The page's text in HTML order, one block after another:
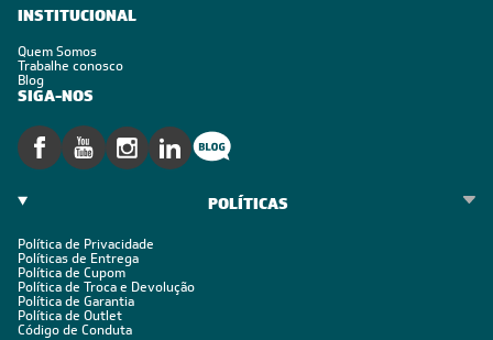
INSTITUCIONAL
Quem Somos
Trabalhe conosco
Blog
SIGA-NOS
POLÍTICAS
Política de Privacidade
Políticas de Entrega
Política de Cupom
Política de Troca e Devolução
Política de Garantia
Política de Outlet
Código de Conduta